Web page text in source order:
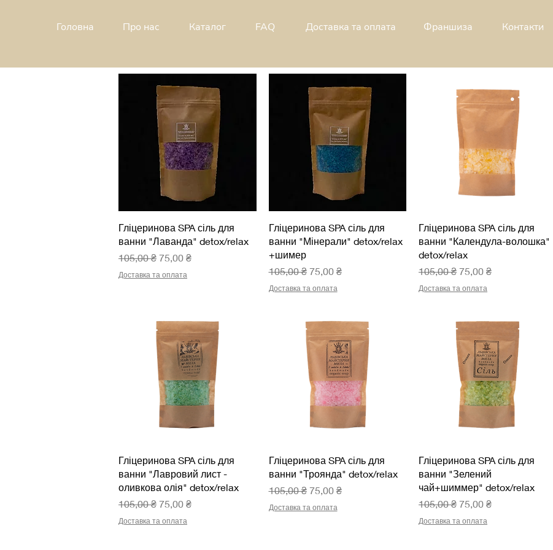
Головна Про нас Каталог FAQ Доставка та оплата Франшиза Контакти
Швидкий перегляд
Гліцеринова SPA сіль для
ванни "Лаванда" detox/relax
Звичайна ціна
105,00 ₴ За розпродажем
75,00 ₴
Доставка та оплата
Швидкий перегляд
Гліцеринова SPA сіль для
ванни "Мінерали" detox/relax
+шимер
Звичайна ціна
105,00 ₴ За розпродажем
75,00 ₴
Доставка та оплата
Швидкий перегляд
Гліцеринова SPA сіль для
ванни "Календула-волошка"
detox/relax
Звичайна ціна
105,00 ₴ За розпродажем
75,00 ₴
Доставка та оплата
Швидкий перегляд
Гліцеринова SPA сіль для
ванни "Лавровий лист -
оливкова олія" detox/relax
Звичайна ціна
105,00 ₴ За розпродажем
75,00 ₴
Доставка та оплата
Швидкий перегляд
Гліцеринова SPA сіль для
ванни "Троянда" detox/relax
Звичайна ціна
105,00 ₴ За розпродажем
75,00 ₴
Доставка та оплата
Швидкий перегляд
Гліцеринова SPA сіль для
ванни "Зелений
чай+шиммер" detox/relax
Звичайна ціна
105,00 ₴ За розпродажем
75,00 ₴
Доставка та оплата